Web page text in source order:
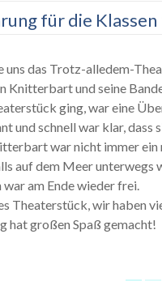
für die Klassen
das Trotz-alledem-
Knitterbart und seine
ging, war eine
und schnell war klar, dass
war nicht immer
auf dem Meer unterwegs
am Ende wieder frei.
Theaterstück, wir haben
hat großen Spaß gemacht!